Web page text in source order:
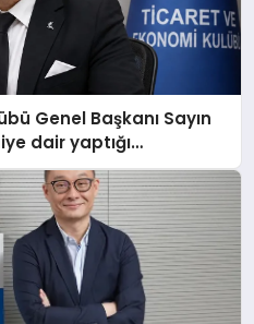
Genel Başkanı Sayın
dair yaptığı